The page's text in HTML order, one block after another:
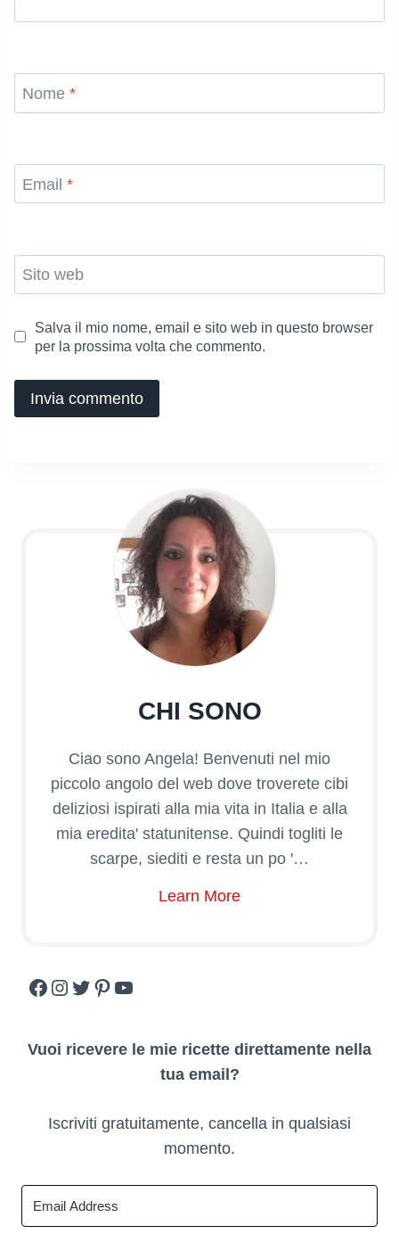
Nome *
Email *
Sito web
Salva il mio nome, email e sito web in questo browser
per la prossima volta che commento.
CHI SONO
Ciao sono Angela! Benvenuti nel mio
piccolo angolo del web dove troverete cibi
deliziosi ispirati alla mia vita in Italia e alla
mia eredita' statunitense. Quindi togliti le
scarpe, siediti e resta un po '…
Learn More
Facebook
Instagram
Twitter
Pinterest
YouTube
Vuoi ricevere le mie ricette direttamente nella
tua email?
Iscriviti gratuitamente, cancella in qualsiasi
momento.